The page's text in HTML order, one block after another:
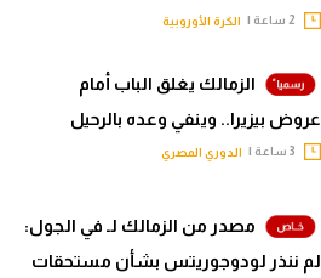
الكرة الأوروبية
الزمالك يغلق الباب أمام
عروض بيزيرا.. وينفي وعده بالرحيل
الدوري المصري
مصدر من الزمالك لـ في الجول:
لم ننذر لودوجوريتس بشأن مستحقات